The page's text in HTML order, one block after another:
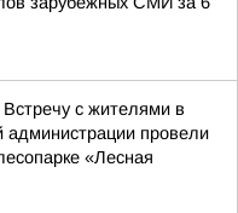
с жителями в
провели
«Лесная